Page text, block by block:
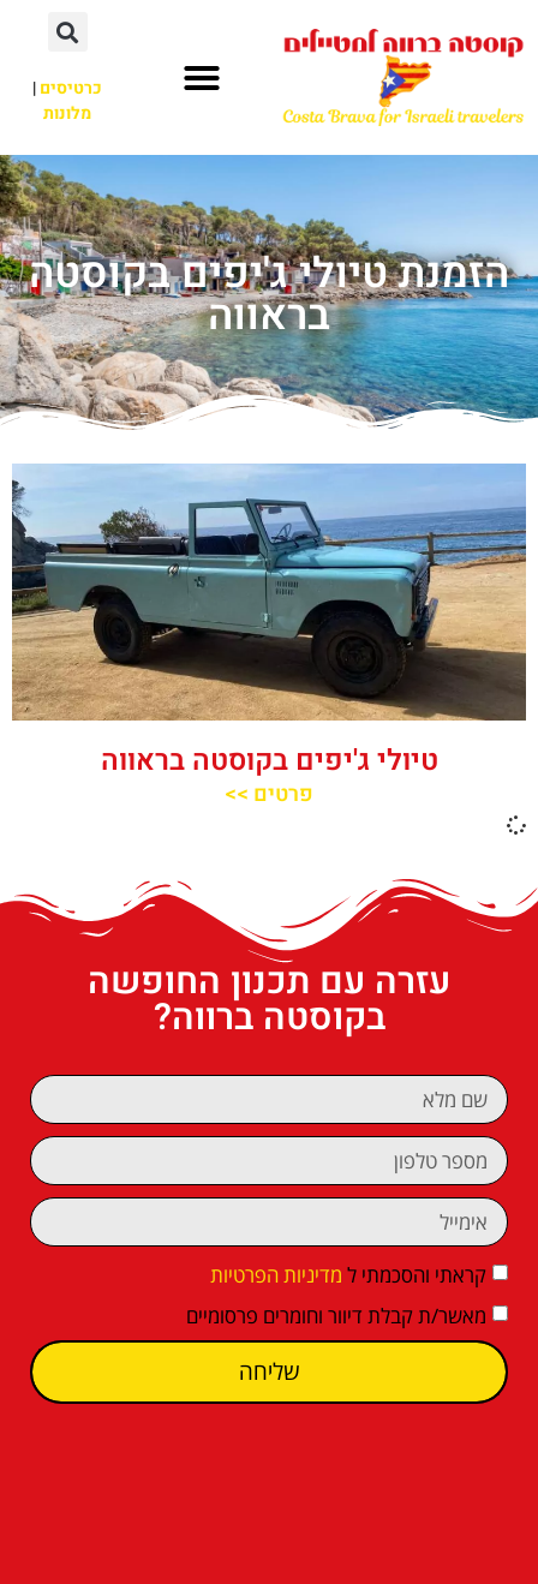
כרטיסים|
מלונות
הזמנת טיולי ג'יפים בקוסטה
בראווה
טיולי ג'יפים בקוסטה בראווה
פרטים >>
עזרה עם תכנון החופשה
בקוסטה ברווה?
קראתי והסכמתי ל מדיניות הפרטיות
מאשר/ת קבלת דיוור וחומרים פרסומיים
שליחה